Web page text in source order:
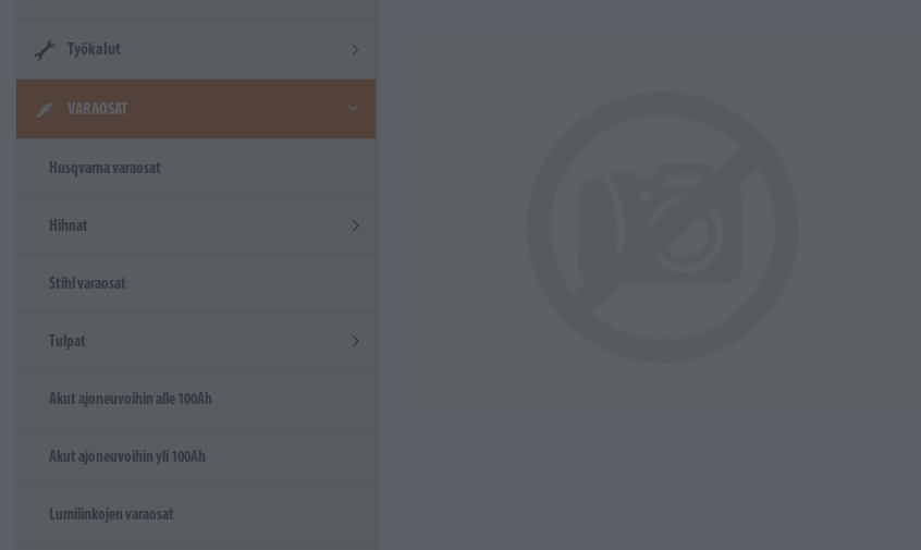
Työkalut
VARAOSAT
Husqvarna varaosat
Hihnat
Stihl varaosat
Tulpat
Akut ajoneuvoihin alle 100Ah
Akut ajoneuvoihin yli 100Ah
Lumilinkojen varaosat